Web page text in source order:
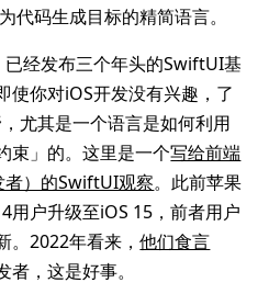
代码生成目标的精简语言。
经发布三个年头的SwiftUI基
使你对iOS开发没有兴趣，了
尤其是一个语言是如何利用
束」的。这里是一个写给前端
者）的SwiftUI观察。此前苹果
用户升级至iOS 15，前者用户
。2022年看来，他们食言
，这是好事。